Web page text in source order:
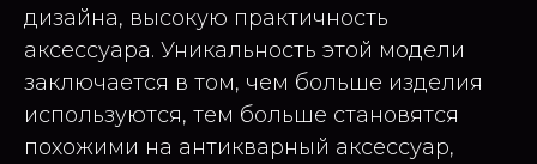
дизайна, высокую практичность
аксессуара. Уникальность этой модели
заключается в том, чем больше изделия
используются, тем больше становятся
похожими на антикварный аксессуар,